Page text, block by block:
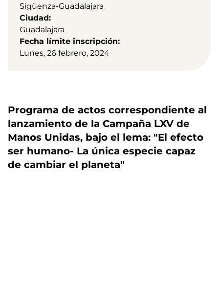
Sigüenza-Guadalajara
Ciudad
Guadalajara
Fecha límite inscripción
Lunes, 26 febrero, 2024
Programa de actos correspondiente al
lanzamiento de la Campaña LXV de
Manos Unidas, bajo el lema: "El efecto
ser humano- La única especie capaz
de cambiar el planeta"